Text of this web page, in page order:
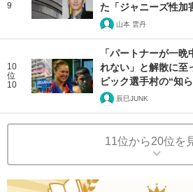
9
た「ジャニーズ性加
山本 雲丹
10
位
10
「パートナーが一
れない」と解散に
ピック選手村の“知
辰巳JUNK
11位から20位を